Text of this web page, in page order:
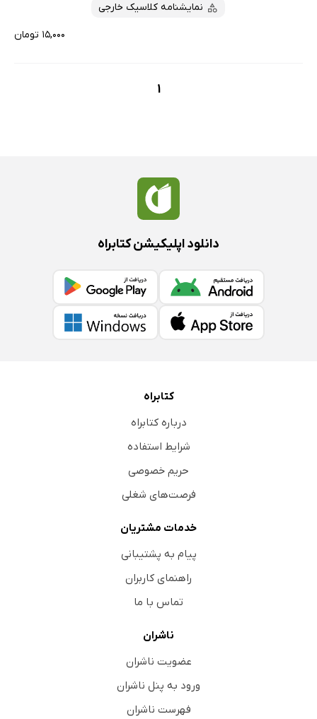
نمایشنامه کلاسیک خارجی
۱۵,۰۰۰ تومان
1
دانلود اپلیکیشن کتابراه
کتابراه
درباره کتابراه
شرایط استفاده
حریم خصوصی
فرصت‌های شغلی
خدمات مشتریان
پیام به پشتیبانی
راهنمای کاربران
تماس با ما
ناشران
عضویت ناشران
ورود به پنل ناشران
فهرست ناشران